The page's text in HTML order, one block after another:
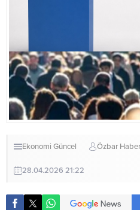
Ekonomi Güncel Özbar Haber
28.04.2026 21:22